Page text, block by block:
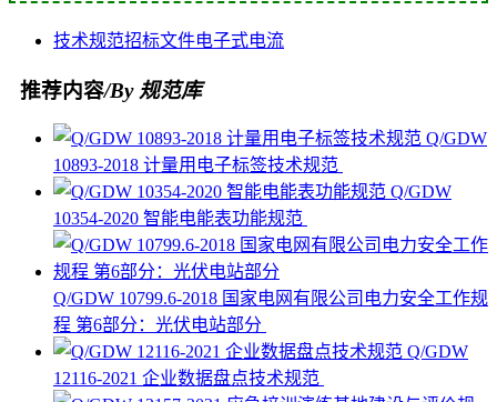
技术规范招标文件电子式电流
推荐内容/By 规范库
Q/GDW
10893-2018 计量用电子标签技术规范
Q/GDW
10354-2020 智能电能表功能规范
Q/GDW 10799.6-2018 国家电网有限公司电力安全工作规
程 第6部分：光伏电站部分
Q/GDW
12116-2021 企业数据盘点技术规范